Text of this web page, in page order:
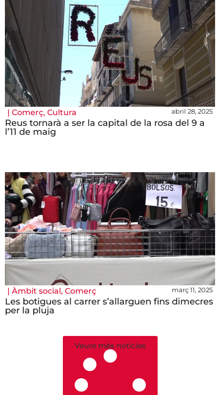
| Comerç, Cultura abril 28, 2025
Reus tornarà a ser la capital de la rosa del 9 a
l’11 de maig
| Àmbit social, Comerç març 11, 2025
Les botigues al carrer s’allarguen fins dimecres
per la pluja
Veure més notícies